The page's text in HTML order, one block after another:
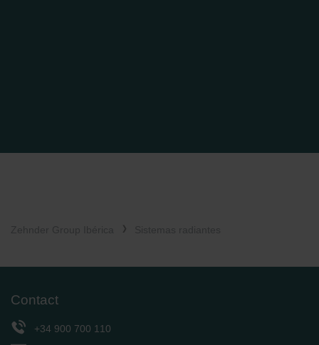
Contact
+34 900 700 110